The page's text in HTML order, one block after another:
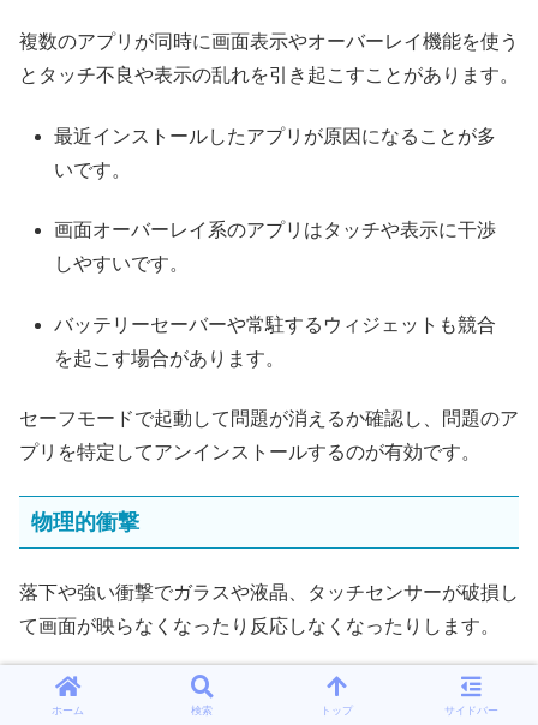
複数のアプリが同時に画面表示やオーバーレイ機能を使う
とタッチ不良や表示の乱れを引き起こすことがあります。
最近インストールしたアプリが原因になることが多
いです。
画面オーバーレイ系のアプリはタッチや表示に干渉
しやすいです。
バッテリーセーバーや常駐するウィジェットも競合
を起こす場合があります。
セーフモードで起動して問題が消えるか確認し、問題のア
プリを特定してアンインストールするのが有効です。
物理的衝撃
落下や強い衝撃でガラスや液晶、タッチセンサーが破損し
て画面が映らなくなったり反応しなくなったりします。
ひび割れが小さくても内部の接続が緩んでいたり、表示に
欠けや色むらが出ることがあります。
ホーム 検索 トップ サイドバー